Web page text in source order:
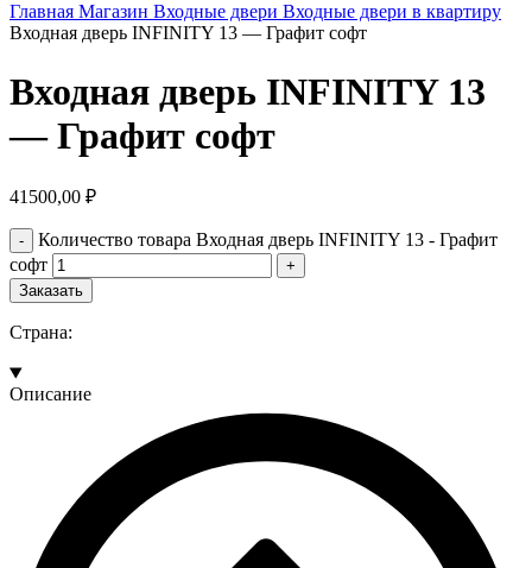
Главная Магазин Входные двери Входные двери в квартиру
Входная дверь INFINITY 13 — Графит софт
Входная дверь INFINITY 13
— Графит софт
41500,00 ₽
Количество товара Входная дверь INFINITY 13 - Графит
софт
Заказать
Страна:
Описание